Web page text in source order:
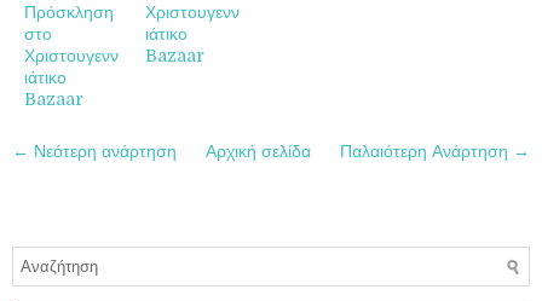
Πρόσκληση
στο
Χριστουγενν
ιάτικο
Bazaar
Χριστουγενν
ιάτικο
Bazaar
← Νεότερη ανάρτηση Παλαιότερη Ανάρτηση →
Αρχική σελίδα